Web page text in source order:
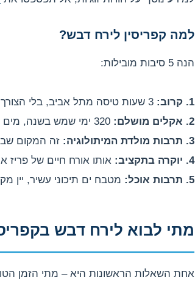
למה קפריסין לירח דבש?
הנה 5 סיבות מובילות:
1. קרוב:
2. אקלים מושלם:
3. תרבות מולדת המיתולוגיה:
זה המקום
4. יוקרה בתקציב:
אותו אורח חיים של פריז או
5. תרבות אוכל:
מטבח ים תיכוני עשיר, יין
מתי לבוא לירח דבש
אחת השאלות הראשונות היא – מתי הזמן